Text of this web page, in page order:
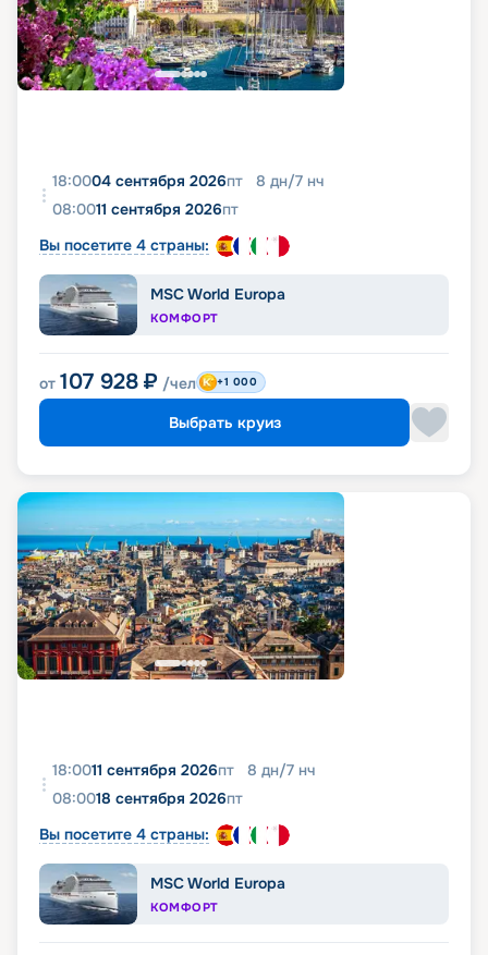
18:0004 сентября 2026пт 8 дн/7 нч
08:0011 сентября 2026пт
Вы посетите 4 страны:
MSC World Europa
КОМФОРТ
от 107 928 ₽ /чел +1 000
Выбрать круиз
18:0011 сентября 2026пт 8 дн/7 нч
08:0018 сентября 2026пт
Вы посетите 4 страны:
MSC World Europa
КОМФОРТ